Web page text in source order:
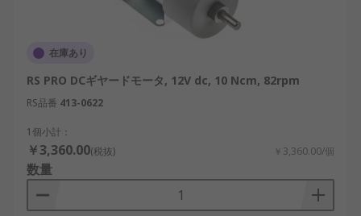
在庫あり
RS PRO DCギヤードモータ, 12V dc, 10 Ncm, 82rpm
RS品番 413-0622
1個小計：
￥3,360.00(税抜) ￥3,360.00/個
数量